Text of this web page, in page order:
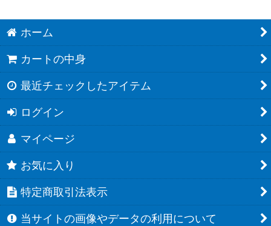
ホーム
カートの中身
最近チェックしたアイテム
ログイン
マイページ
お気に入り
特定商取引法表示
当サイトの画像やデータの利用について